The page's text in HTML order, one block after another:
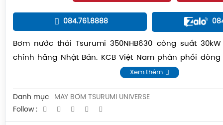
084.761.8888
Bơm nước thải Tsurumi 350NHB630 công suất
chính hãng Nhật Bản. KCB Việt Nam phân phối
Xem thêm
Danh mục
MÁY BƠM TSURUMI UNIVERSE
Follow :